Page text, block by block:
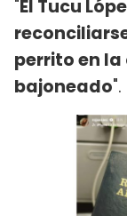
"El Tucu
perrito en
bajoneado".